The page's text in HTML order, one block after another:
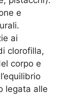
e
ai
clorofilla,
corpo e
legata alle